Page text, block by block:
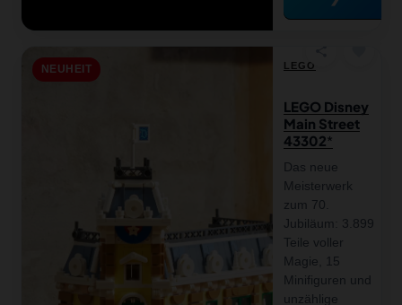
NEUHEIT LEGO
LEGO Disney
Main Street
43302
Das neue
Meisterwerk
zum 70.
Jubiläum: 3.899
Teile voller
Magie, 15
Minifiguren und
unzählige